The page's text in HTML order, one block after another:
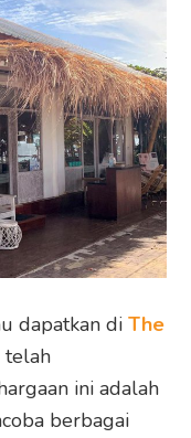
dapatkan diThe
telah
ini adalah
berbagai